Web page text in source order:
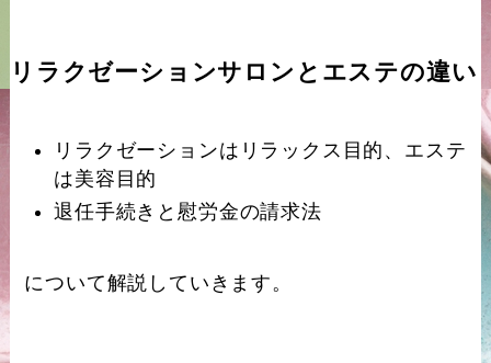
リラクゼーションサロンとエステの違い
リラクゼーションはリラックス目的、エステ
は美容目的
退任手続きと慰労金の請求法
について解説していきます。